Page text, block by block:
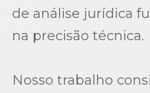
de análise jurídica
na precisão técnica.
Nosso trabalho